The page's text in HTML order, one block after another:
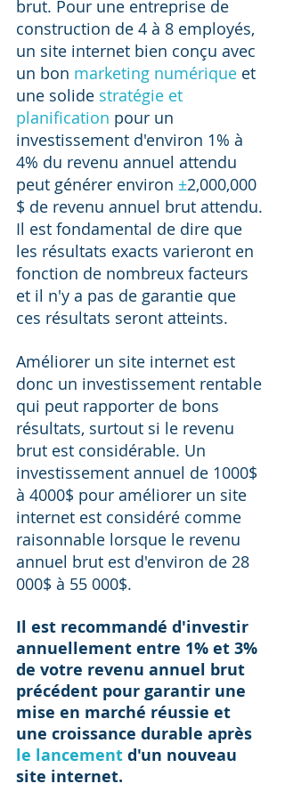
brut. Pour une entreprise de
construction de 4 à 8 employés,
un site internet bien conçu avec
un bon marketing numérique et
une solide stratégie et
planification pour un
investissement d'environ 1% à
4% du revenu annuel attendu
peut générer environ ±2,000,000
$ de revenu annuel brut attendu.
Il est fondamental de dire que
les résultats exacts varieront en
fonction de nombreux facteurs
et il n'y a pas de garantie que
ces résultats seront atteints.
Améliorer un site internet est
donc un investissement rentable
qui peut rapporter de bons
résultats, surtout si le revenu
brut est considérable. Un
investissement annuel de 1000$
à 4000$ pour améliorer un site
internet est considéré comme
raisonnable lorsque le revenu
annuel brut est d'environ de 28
000$ à 55 000$.
Il est recommandé d'investir
annuellement entre 1% et 3%
de votre revenu annuel brut
précédent pour garantir une
mise en marché réussie et
une croissance durable après
le lancement d'un nouveau
site internet.